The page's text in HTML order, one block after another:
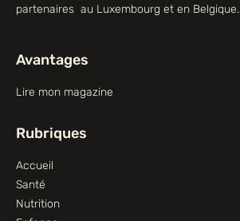
partenaires au Luxembourg et en Belgique.
Avantages
Lire mon magazine
Rubriques
Accueil
Santé
Nutrition